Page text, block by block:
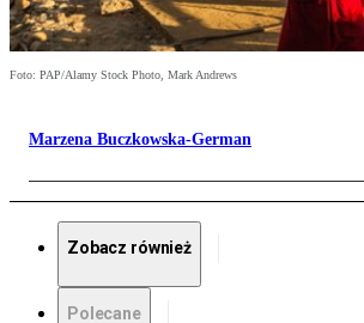
Foto: PAP/Alamy Stock Photo, Mark Andrews
Marzena Buczkowska-German
Zobacz również
Polecane